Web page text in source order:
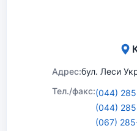
Адрес:бул. Леси
Тел./факс:(044)
(044)
(067)